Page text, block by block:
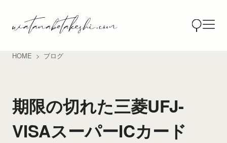
HOME ブログ
期限の切れた三菱UFJ-
VISAスーパーICカード